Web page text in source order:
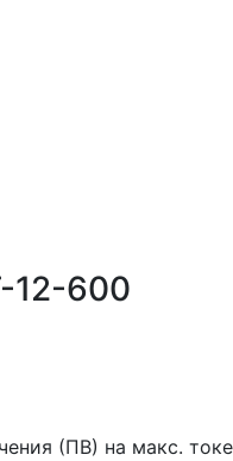
12-600
(ПВ) на макс. токе